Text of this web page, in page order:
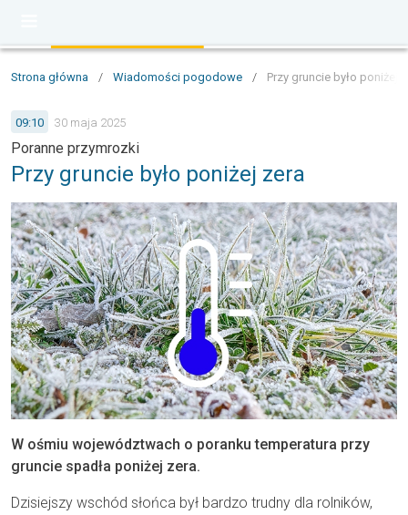
Strona główna / Wiadomości pogodowe / Przy gruncie było poniżej
09:10 30 maja 2025
Poranne przymrozki
Przy gruncie było poniżej zera
W ośmiu województwach o poranku temperatura przy
gruncie spadła poniżej zera.
Dzisiejszy wschód słońca był bardzo trudny dla rolników,